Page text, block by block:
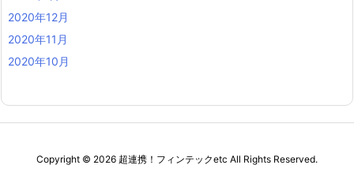
2020年12月
2020年11月
2020年10月
Copyright © 2026 超連携！フィンテックetc All Rights Reserved.